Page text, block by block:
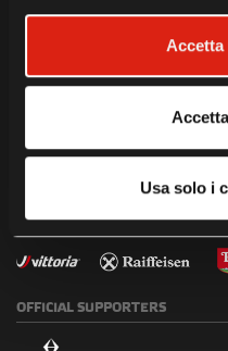
Usa solo i
PARTNERS
OFFICIAL SUPPORTERS